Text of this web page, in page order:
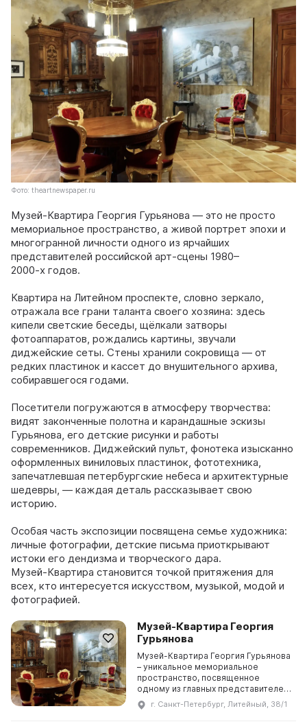
Фото: theartnewspaper.ru
Музей‑Квартира Георгия Гурьянова — это не просто
мемориальное пространство, а живой портрет эпохи и
многогранной личности одного из ярчайших
представителей российской арт‑сцены 1980–
2000‑х годов.
Квартира на Литейном проспекте, словно зеркало,
отражала все грани таланта своего хозяина: здесь
кипели светские беседы, щёлкали затворы
фотоаппаратов, рождались картины, звучали
диджейские сеты. Стены хранили сокровища — от
редких пластинок и кассет до внушительного архива,
собиравшегося годами.
Посетители погружаются в атмосферу творчества:
видят законченные полотна и карандашные эскизы
Гурьянова, его детские рисунки и работы
современников. Диджейский пульт, фонотека изысканно
оформленных виниловых пластинок, фототехника,
запечатлевшая петербургские небеса и архитектурные
шедевры, — каждая деталь рассказывает свою
историю.
Особая часть экспозиции посвящена семье художника:
личные фотографии, детские письма приоткрывают
истоки его дендизма и творческого дара.
Музей‑Квартира становится точкой притяжения для
всех, кто интересуется искусством, музыкой, модой и
фотографией.
Музей-Квартира Георгия
Гурьянова
Музей-Квартира Георгия Гурьянова
– уникальное мемориальное
пространство, посвященное
одному из главных представителей
российской арт-сцены
восьмидесятых-нулевых. Квартира
г. Санкт-Петербург, Литейный, 38/1